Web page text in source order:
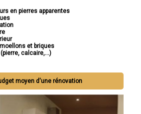
en pierres apparentes
et briques
calcaire,...)
moyen d'une rénovation